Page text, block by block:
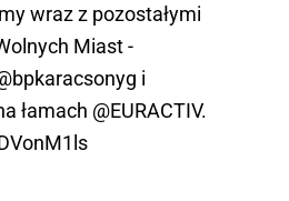
wraz z pozostałymi
Miast -
i
łamach @EURACTIV.